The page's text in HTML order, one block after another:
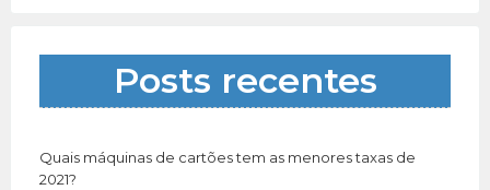
a
r
:
Posts recentes
Quais máquinas de cartões tem as menores taxas de
2021?